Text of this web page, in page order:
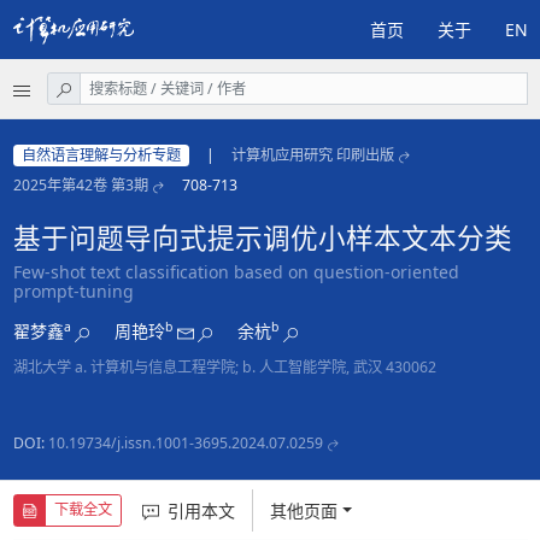
首页 关于 EN
自然语言理解与分析专题 |
计算机应用研究 印刷出版
2025年第42卷 第3期
708-713
基于问题导向式提示调优小样本文本分类
Few-shot text classification based on question-oriented
prompt-tuning
翟梦鑫a 周艳玲b 余杭b
湖北大学 a. 计算机与信息工程学院; b. 人工智能学院, 武汉 430062
DOI: 10.19734/j.issn.1001-3695.2024.07.0259
下载全文 引用本文 其他页面